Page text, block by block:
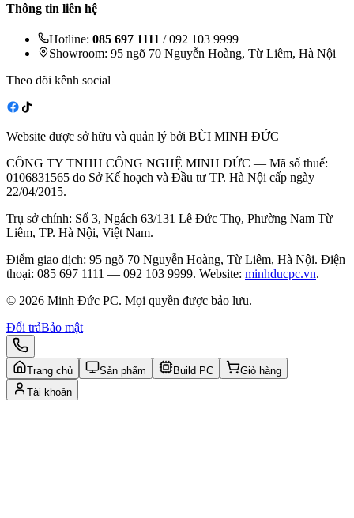
Thông tin liên hệ
Hotline: 085 697 1111 / 092 103 9999
Showroom: 95 ngõ 70 Nguyễn Hoàng, Từ Liêm, Hà Nội
Theo dõi kênh social
Website được sở hữu và quản lý bởi BÙI MINH ĐỨC
CÔNG TY TNHH CÔNG NGHỆ MINH ĐỨC — Mã số thuế:
0106831565 do Sở Kế hoạch và Đầu tư TP. Hà Nội cấp ngày
22/04/2015.
Trụ sở chính: Số 3, Ngách 63/131 Lê Đức Thọ, Phường Nam Từ
Liêm, TP. Hà Nội, Việt Nam.
Điểm giao dịch: 95 ngõ 70 Nguyễn Hoàng, Từ Liêm, Hà Nội. Điện
thoại: 085 697 1111 — 092 103 9999. Website: minhducpc.vn.
© 2026 Minh Đức PC. Mọi quyền được bảo lưu.
Đổi trảBảo mật
Trang chủ Sản phẩm Build PC
Giỏ hàng
Tài khoản